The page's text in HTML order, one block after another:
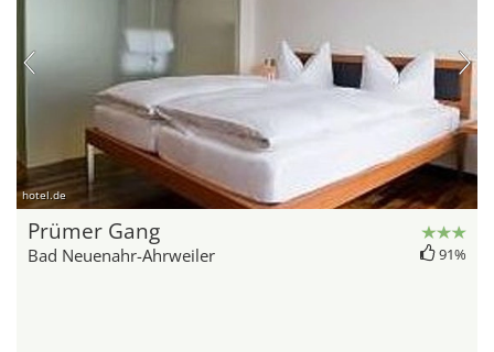
hotel.de
Prümer Gang
Bad Neuenahr-Ahrweiler 91%